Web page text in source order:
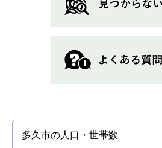
多久市の人口・世帯数